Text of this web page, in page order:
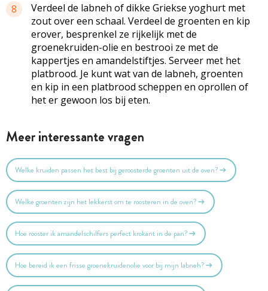
8
Verdeel de labneh of dikke Griekse yoghurt met
zout over een schaal. Verdeel de groenten en kip
erover, besprenkel ze rijkelijk met de
groenekruiden-olie en bestrooi ze met de
kappertjes en amandelstiftjes. Serveer met het
platbrood. Je kunt wat van de labneh, groenten
en kip in een platbrood scheppen en oprollen of
het er gewoon los bij eten.
Meer interessante vragen
Welke kruiden passen het best bij geroosterde groenten uit de oven?
Welke groenten zijn het lekkerst om te roosteren in de oven?
Hoe rooster ik amandelschilfers perfect krokant in de pan?
Hoe bereid ik een frisse groenekruidenolie voor bij mijn labneh?